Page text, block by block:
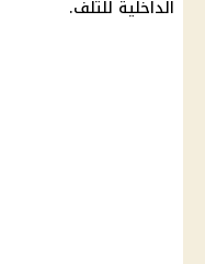
الداخلية للتلف.